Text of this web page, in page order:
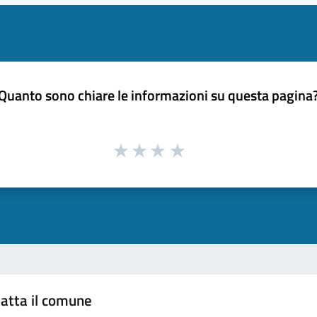
sono chiare le informazioni su questa
il comune